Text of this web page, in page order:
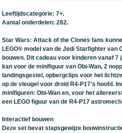
Leeftijdscategorie: 7+.
Aantal onderdelen: 282.
Star Wars: Attack of the Clones fans
LEGO® model van de Jedi Starfighter van
bouwen. Dit cadeau voor kinderen vanaf
kan voor de minifiguur van Obi-Wan, 2
landingsgestel, opbergclips voor het
op de vleugel voor droid R4-P17's hoofd.
minifiguren: Obi-Wan en, voor het
een LEGO figuur van de R4-P17
Interactief bouwen
Deze set bevat stapsgewijze